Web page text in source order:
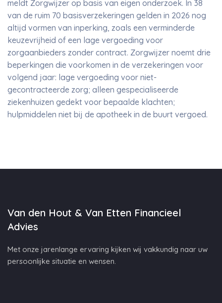
meldt Zorgwijzer op basis van eigen onderzoek. In 38
van de ruim 70 basisverzekeringen gelden in 2026 nog
altijd vormen van inperking, zoals een verminderde
keuzevrijheid of een lage vergoeding voor
zorgaanbieders zonder contract. Zorgwijzer noemt drie
beperkingen die voorkomen in de verzekeringen voor
volgend jaar: lage vergoeding voor niet-
gecontracteerde zorg; alleen gespecialiseerde
ziekenhuizen gedekt voor bepaalde klachten;
hulpmiddelen niet bij de apotheek in de buurt vergoed.
Van den Hout & Van Etten Financieel
Advies
Met onze jarenlange ervaring kijken wij vakkundig naar uw
persoonlijke situatie en wensen.